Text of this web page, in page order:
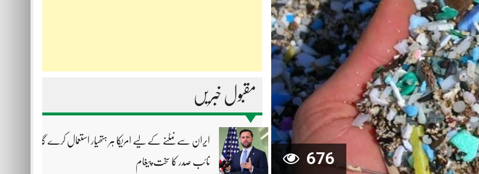
مقبول خبریں
ایران سے نمٹنے کے لیے امریکا ہر ہتھیار استعمال کرے گا،
نائب صدر کا سخت پیغام 676